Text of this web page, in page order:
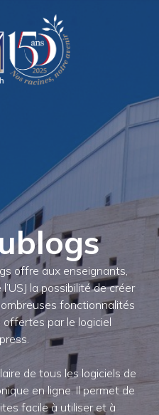
offre aux enseignants,
la possibilité de créer
fonctionnalités
par le logiciel
de tous les logiciels de
en ligne. Il permet de
facile à utiliser et à